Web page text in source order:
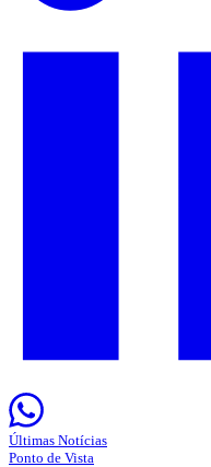
Últimas Notícias
Ponto de Vista